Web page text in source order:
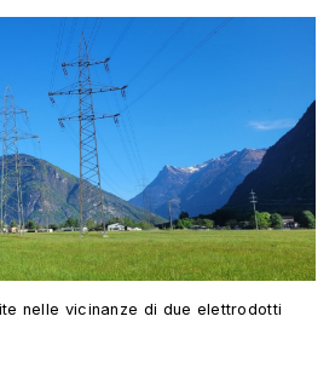
nelle vicinanze di due elettrodotti